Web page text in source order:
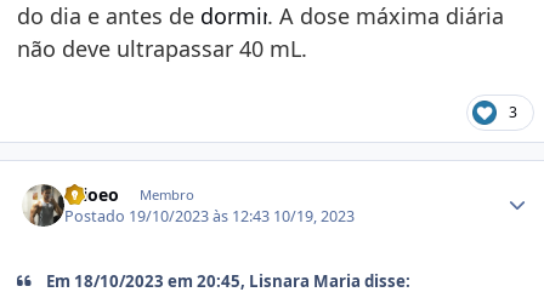
do dia e antes de dormir. A dose máxima diária
não deve ultrapassar 40 mL.
3
caioeo Membro
Postado 19/10/2023 às 12:43 10/19, 2023
Em 18/10/2023 em 20:45, Lisnara Maria disse: